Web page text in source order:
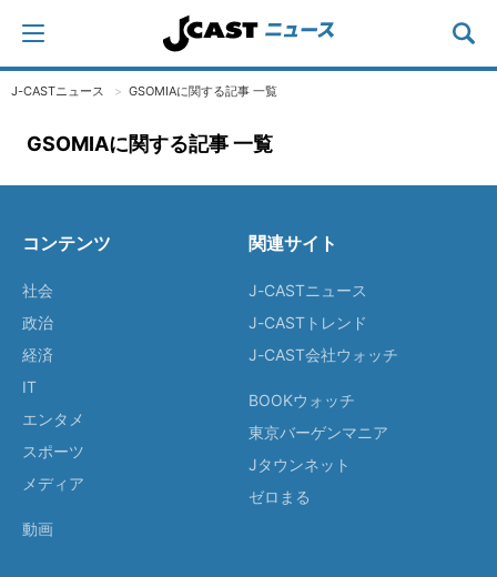
J-CASTニュース GSOMIAに関する記事 一覧
GSOMIAに関する記事 一覧
コンテンツ
社会
政治
経済
IT
エンタメ
スポーツ
メディア
動画
関連サイト
J-CASTニュース
J-CASTトレンド
J-CAST会社ウォッチ
BOOKウォッチ
東京バーゲンマニア
Jタウンネット
ゼロまる